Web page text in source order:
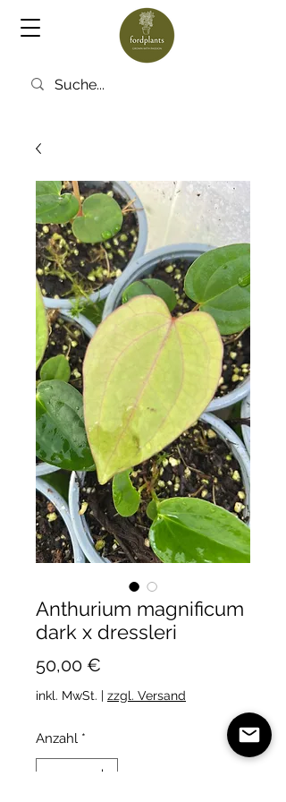
Anthurium magnificum
dark x dressleri
50,00 €
inkl. MwSt. | zzgl. Versand
Anzahl *